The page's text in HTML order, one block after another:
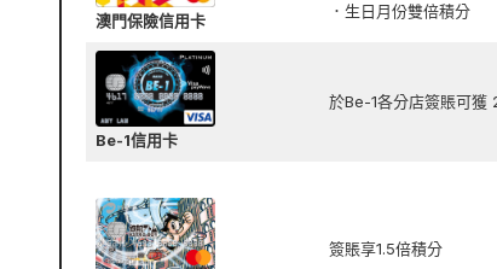
澳門保險信用卡
．生日月份雙倍積分
Be-1信用卡
於Be-1各分店簽賬可獲
簽賬享1.5倍積分